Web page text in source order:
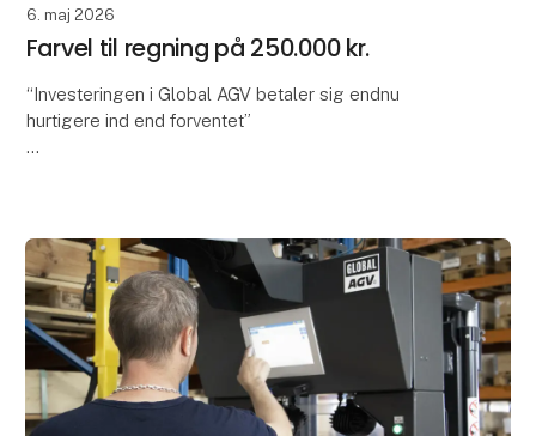
6. maj 2026
Farvel til regning på 250.000 kr.
“Investeringen i Global AGV betaler sig endnu
hurtigere ind end forventet”